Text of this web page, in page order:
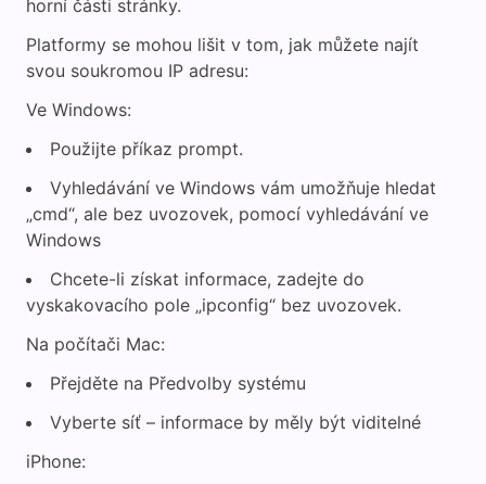
horní části stránky.
Platformy se mohou lišit v tom, jak můžete najít
svou soukromou IP adresu:
Ve Windows:
Použijte příkaz prompt.
Vyhledávání ve Windows vám umožňuje hledat
„cmd“, ale bez uvozovek, pomocí vyhledávání ve
Windows
Chcete-li získat informace, zadejte do
vyskakovacího pole „ipconfig“ bez uvozovek.
Na počítači Mac:
Přejděte na Předvolby systému
Vyberte síť – informace by měly být viditelné
iPhone: